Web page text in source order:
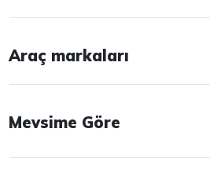
Araç markaları
Mevsime Göre